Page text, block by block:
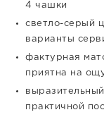
4 чашки
светло-серый
варианты
фактурная
приятна на
практичной